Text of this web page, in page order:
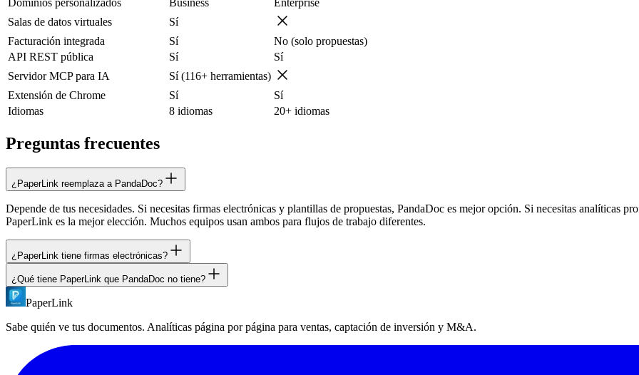
Dominios personalizados
Business
Enterprise
Salas de datos virtuales
Sí
Facturación integrada
Sí
No (solo propuestas)
API REST pública
Sí
Sí
Servidor MCP para IA
Sí (116+ herramientas)
Extensión de Chrome
Sí
Sí
Idiomas
8 idiomas 20+ idiomas
Preguntas frecuentes
¿PaperLink reemplaza a PandaDoc?
Depende de tus necesidades. Si necesitas firmas electrónicas y plantillas de propuestas, PandaDoc es mejor opción. Si necesitas analíticas
PaperLink es la mejor elección. Muchos equipos usan ambos para flujos de trabajo diferentes.
¿PaperLink tiene firmas electrónicas?
PaperLink no ofrece firmas electrónicas. Se centra en compartición de documentos, analíticas y control de acceso. Para firmar, puedes usar
¿Qué tiene PaperLink que PandaDoc no tiene?
PaperLink incluye: analíticas de engagement página a página, detección de visibilidad de pestaña, NDA en todos los planes, salas de datos
PaperLink
Sabe quién ve tus documentos. Analíticas página por página para ventas, captación de inversión y M&A.